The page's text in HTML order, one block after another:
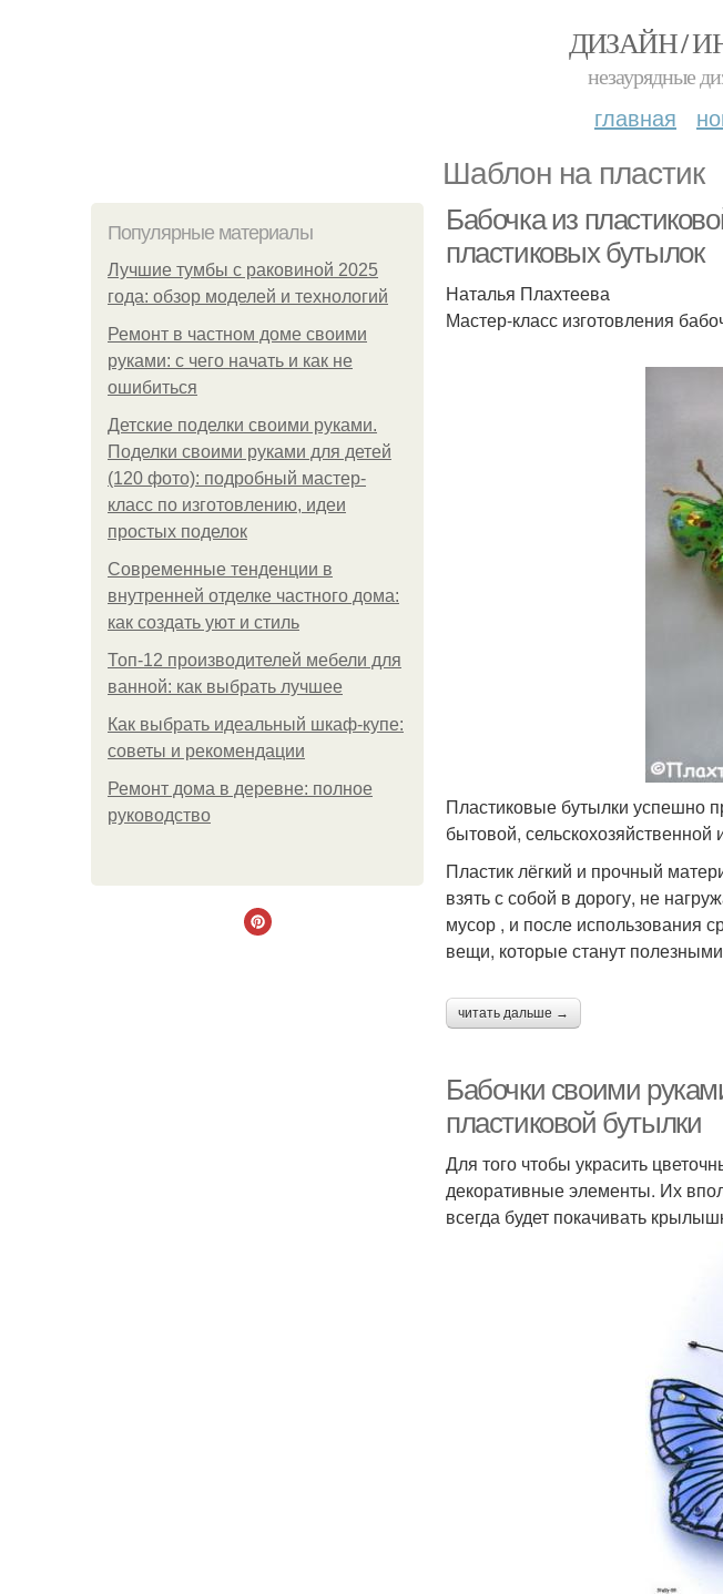
ДИЗАЙН /
незаурядные
главная
Шаблон на пластик
Популярные материалы
Лучшие тумбы с раковиной 2025
года: обзор моделей и технологий
Ремонт в частном доме своими
руками: с чего начать и как не
ошибиться
Детские поделки своими руками.
Поделки своими руками для детей
(120 фото): подробный мастер-
класс по изготовлению, идеи
простых поделок
Современные тенденции в
внутренней отделке частного дома:
как создать уют и стиль
Топ-12 производителей мебели для
ванной: как выбрать лучшее
Как выбрать идеальный шкаф-купе:
советы и рекомендации
Ремонт дома в деревне: полное
руководство
Бабочка из
пластиковых бутылок
Наталья Плахтеева
Мастер-класс изготовления
Пластиковые бутылки успешно
бытовой, сельскохозяйственной
Пластик лёгкий и прочный
взять с собой в дорогу, не
мусор , и после использования
вещи, которые станут
читать дальше →
Бабочки своими
пластиковой бутылки
Для того чтобы украсить
декоративные элементы. Их
всегда будет покачивать